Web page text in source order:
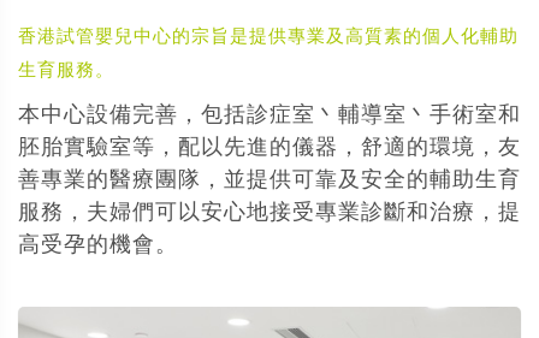
香港試管嬰兒中心的宗旨是提供專業及高質素的個人化輔助
生育服務。
本中心設備完善，包括診症室丶輔導室丶手術室和
胚胎實驗室等，配以先進的儀器，舒適的環境，友
善專業的醫療團隊，並提供可靠及安全的輔助生育
服務，夫婦們可以安心地接受專業診斷和治療，提
高受孕的機會。